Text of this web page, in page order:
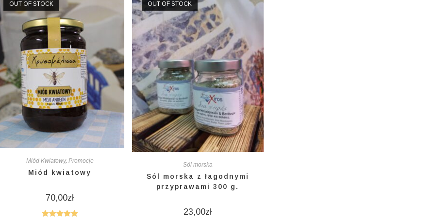
OUT OF STOCK
Miód Kwiatowy, Promocje
Miód kwiatowy
70,00zł
OUT OF STOCK
Sól morska
Sól morska z łagodnymi
przyprawami 300 g.
23,00zł